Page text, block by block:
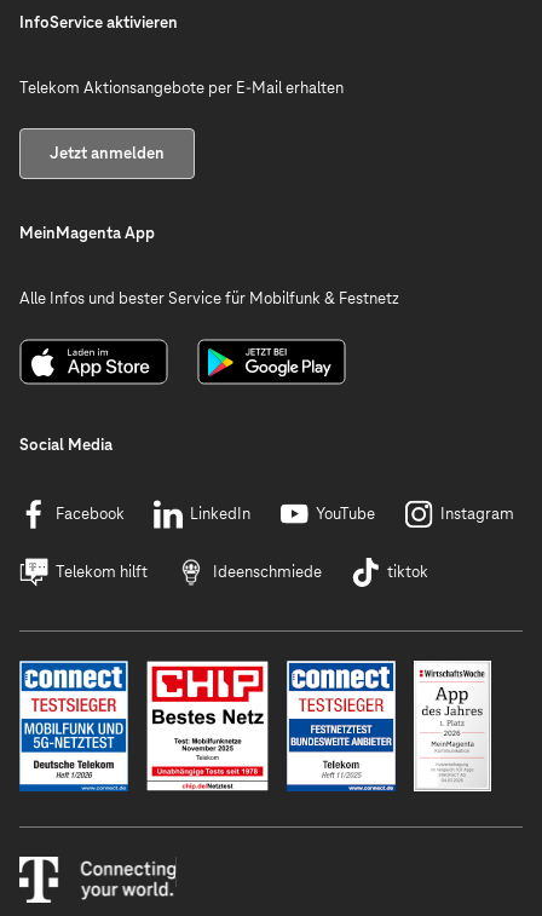
InfoService aktivieren
Telekom Aktionsangebote per E-Mail erhalten
Jetzt anmelden
MeinMagenta App
Alle Infos und bester Service für Mobilfunk & Festnetz
Social Media
Facebook LinkedIn YouTube Instagram
Telekom hilft Ideenschmiede tiktok